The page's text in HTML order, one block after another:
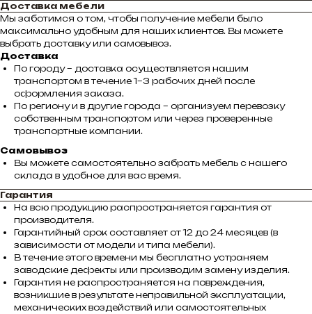
Доставка мебели
Мы заботимся о том, чтобы получение мебели было
максимально удобным для наших клиентов. Вы можете
выбрать доставку или самовывоз.
Доставка
По городу – доставка осуществляется нашим
транспортом в течение 1–3 рабочих дней после
оформления заказа.
По региону и в другие города – организуем перевозку
собственным транспортом или через проверенные
транспортные компании.
Самовывоз
Вы можете самостоятельно забрать мебель с нашего
склада в удобное для вас время.
Гарантия
На всю продукцию распространяется гарантия от
производителя.
Гарантийный срок составляет от 12 до 24 месяцев (в
зависимости от модели и типа мебели).
В течение этого времени мы бесплатно устраняем
заводские дефекты или производим замену изделия.
Гарантия не распространяется на повреждения,
возникшие в результате неправильной эксплуатации,
механических воздействий или самостоятельных